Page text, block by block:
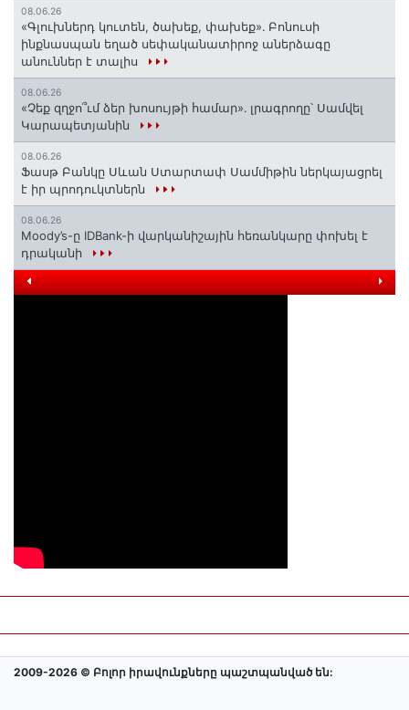
08.06.26
«Գլուխներդ կուտեն, ծախեք, փախեք»․ Բոնուսի
ինքնասպան եղած սեփականատիրոջ աներձագը
անուններ է տալիս
08.06.26
«Չեք զղջո՞ւմ ձեր խոսույթի համար»․ լրագրողը՝ Սամվել
Կարապետյանին
08.06.26
Ֆասթ Բանկը Սևան Ստարտափ Սամմիթին ներկայացրել
է իր պրոդուկտներն
08.06.26
Moody’s-ը IDBank-ի վարկանիշային հեռանկարը փոխել է
դրականի
2009-2026 © Բոլոր իրավունքները պաշտպանված են: